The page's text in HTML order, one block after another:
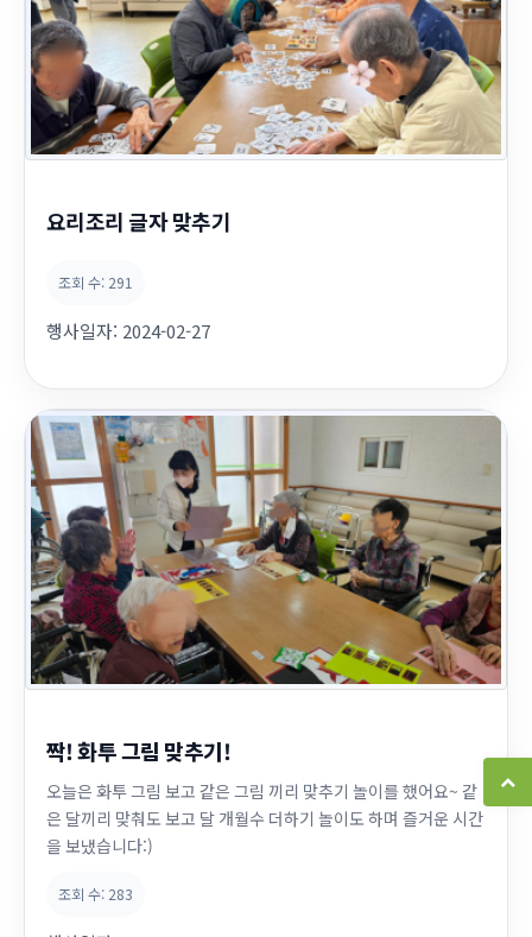
요리조리 글자 맞추기
조회 수: 291
행사일자: 2024-02-27
짝! 화투 그림 맞추기!
오늘은 화투 그림 보고 같은 그림 끼리 맞추기 놀이를 했어요~ 같
은 달끼리 맞춰도 보고 달 개월수 더하기 놀이도 하며 즐거운 시간
을 보냈습니다:)
조회 수: 283